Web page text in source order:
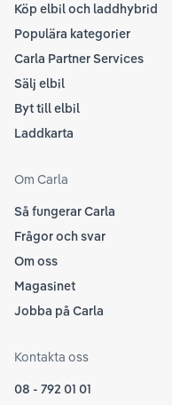
Köp elbil och laddhybrid
Populära kategorier
Carla Partner Services
Sälj elbil
Byt till elbil
Laddkarta
Om Carla
Så fungerar Carla
Frågor och svar
Om oss
Magasinet
Jobba på Carla
Kontakta oss
08 - 792 01 01